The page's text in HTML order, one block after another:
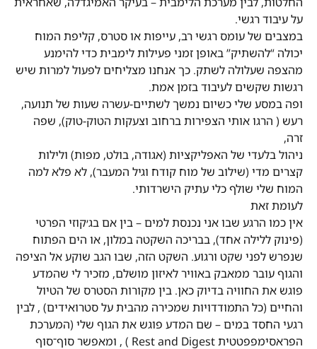
על עיבוד רגשי.
במצבים של עומס רגשי רב, עייפות או סטרס, קליפת המוח
יכולה “להשתיק” באופן זמני פעילות לימבית כדי להימנע
מהצפה שעלולה לשתק. כך אנחנו מצליחים לפעול למרות שיש
רגשות שקשים לעיבוד בזמן אמת.
ופה במסע שלי כשיום נמשך לשתיים-עשרה שעות של תנועה,
רעש ( הרגו אותי הצפירות ברחוב וצעקות הטוק-טוק), שפה
זרה,
ניהול בלעדי של האפליקציות (אגודה, בולט, מפות) ולילות
קצרים מדי (שילוב של מוח קודח וגיל המעבר), לא פלא למה
המוח שלי שולף כלי עתיק הישרדותי.
לעומת זאת
אין כמו הרגע שבו אני נכנסת למים – בין אם בג׳קוזי הפרטי
(פינוק ללילה אחד), בבריכה השקטה במלון, או הים הפתוח
שנפרש לפני שקט ורגוע. השקט הזה, שבו הגב שוקע אל הציפה
והגוף עובר ממאבק באוויר לאיזון מושלם, מזכיר לי שהמדע
פוגש את החוויה בדיוק כאן. בין מקורות הסטרס של הטיול
והחיים (כל התמודדויות שמכירה מהבית על סטרואידים) , לבין
רגעי החסד במים – שם המדע פוגש את הגוף שלי (המערכת
הפראסימפפטטית Rest and Digest ) , ומאפשר סוף־סוף